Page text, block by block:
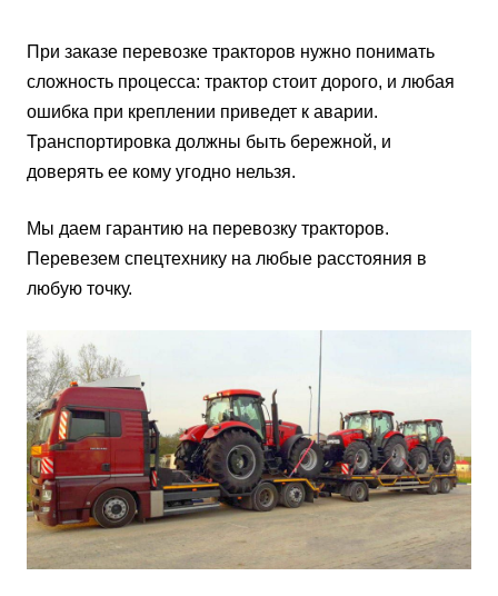
При заказе перевозке тракторов нужно понимать
сложность процесса: трактор стоит дорого, и любая
ошибка при креплении приведет к аварии.
Транспортировка должны быть бережной, и
доверять ее кому угодно нельзя.
Мы даем гарантию на перевозку тракторов.
Перевезем спецтехнику на любые расстояния в
любую точку.